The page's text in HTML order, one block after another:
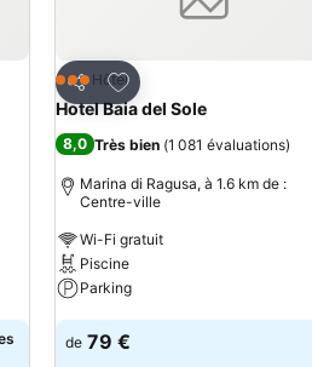
Partager
Ajouter à mes favoris
3 ÉtoilesHôtel
Hotel Baia del Sole
8,0 Très bien (1 081 évaluations)
Marina di Ragusa, à 1.6 km de :
Centre-ville
Wi-Fi gratuit
Piscine
Parking
Consulter les prix
de 79 €